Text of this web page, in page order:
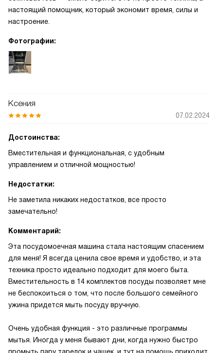
настоящий помощник, который экономит время, силы и
настроение.
Фотографии:
Ксения
07.02.2024
Достоинства:
Вместительная и функциональная, с удобным
управлением и отличной мощностью!
Недостатки:
Не заметила никаких недостатков, все просто
замечательно!
Комментарий:
Эта посудомоечная машина стала настоящим спасением
для меня! Я всегда ценила свое время и удобство, и эта
техника просто идеально подходит для моего быта.
Вместительность в 14 комплектов посуды позволяет мне
не беспокоиться о том, что после большого семейного
ужина придется мыть посуду вручную.
Очень удобная функция - это различные программы
мытья. Иногда у меня бывают дни, когда нужно быстро